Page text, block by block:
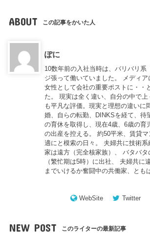
ABOUT この記事をかいた人
ぽに
10数年前の入社当時は、バリバリ系
ジ張って働いていました。 メディ
女性として会社の重要ポストに・・
た。 現実は全く違い、自分の中で
も平凡な評価。現実と理想の違いに
婚、自らの転勤、DINKSを経て、待
の育休を取得し、現在4歳、6歳の育
の出産を控える。 約50平米、賃貸
適にと模索の日々。 夫婦共に技術
家は遠方（完全核家族）、 バタバ
（繁忙期は5時）に出社、 夫婦共に
までいけるか奮闘中の共働家、とも
WebSite Twitter
NEW POST このライターの最新記事